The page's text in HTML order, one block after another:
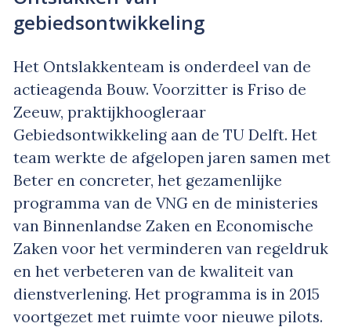
gebiedsontwikkeling
Het Ontslakkenteam is onderdeel van de
actieagenda Bouw. Voorzitter is Friso de
Zeeuw, praktijkhoogleraar
Gebiedsontwikkeling aan de TU Delft. Het
team werkte de afgelopen jaren samen met
Beter en concreter, het gezamenlijke
programma van de VNG en de ministeries
van Binnenlandse Zaken en Economische
Zaken voor het verminderen van regeldruk
en het verbeteren van de kwaliteit van
dienstverlening. Het programma is in 2015
voortgezet met ruimte voor nieuwe pilots.